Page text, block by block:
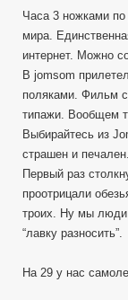
Часа 3 ножками
мира.
интернет. Можно
В jomsom
поляками. Фильм
типажи. Вообщем
Выбирайтесь из
страшен и печален.
Первый раз
проотрицали
троих. Ну мы люди
“лавку разносить”.
На 29 у нас